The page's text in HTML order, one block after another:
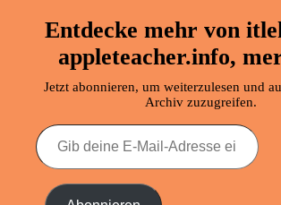
Entdecke mehr von
appleteacher.info,
Jetzt abonnieren, um weiterzulesen und
Archiv zuzugreifen.
Gib
deine
E-
Adresse